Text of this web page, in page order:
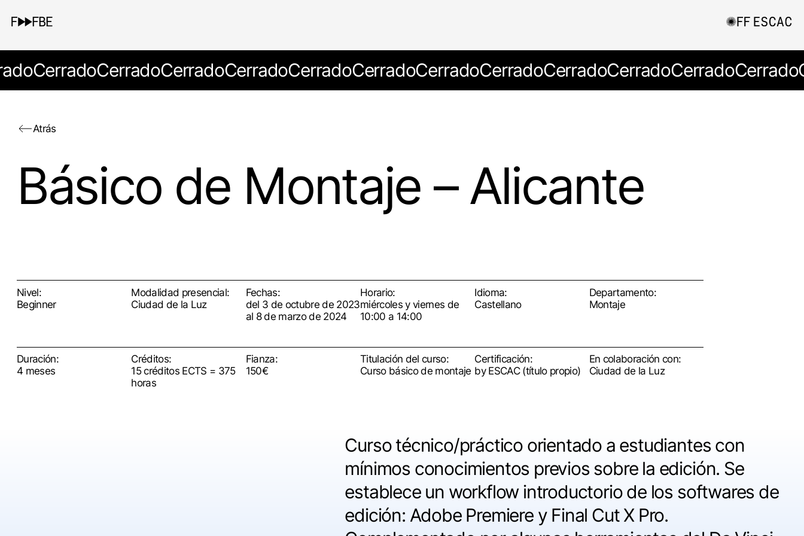
CerradoCerradoCerradoCerradoCerradoCerradoCerradoCerradoCerradoCerradoCerradoCerrado
Atrás
Básico de Montaje – Alicante
Nivel:
Beginner
Modalidad presencial:
Ciudad de la Luz
Fechas:
del 3 de octubre de 2023
al 8 de marzo de 2024
Horario:
miércoles y viernes de
10:00 a 14:00
Idioma:
Castellano
Departamento:
Montaje
Duración:
4 meses
Créditos:
15 créditos ECTS = 375
horas
Fianza:
150€
Titulación del curso:
Curso básico de montaje
Certificación:
by ESCAC (título propio)
En colaboración con:
Ciudad de la Luz
Curso técnico/práctico orientado a estudiantes con
mínimos conocimientos previos sobre la edición. Se
establece un workflow introductorio de los softwares de
edición: Adobe Premiere y Final Cut X Pro.